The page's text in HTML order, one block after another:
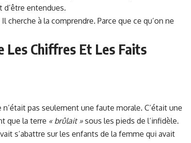
entendues.
cherche à la comprendre. Parce que ce qu’on ne
Les Chiffres Et Les Faits
pas seulement une faute morale. C’était une
que la terre « brûlait » sous les pieds de l’infidèle.
s’abattre sur les enfants de la femme qui avait